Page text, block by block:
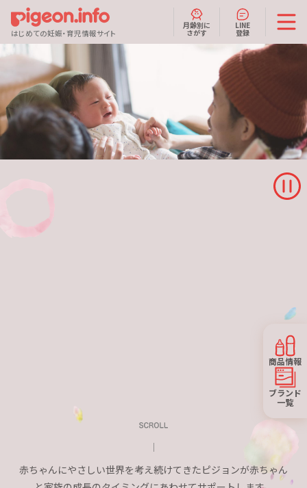
はじめての妊娠・育児情報サイト
月齢別に
さがす
LINE
登録
商品情報
ブランド
一覧
赤ちゃんにやさしい世界を考え続けてきたピジョンが赤ちゃん